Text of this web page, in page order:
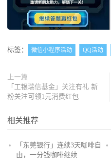
标签： 微信小程序活动 QQ活动
上一篇
「工银瑞信基金」关注有礼 新
粉关注可领1元消费红包
相关推荐
「东莞银行」连续3天咖啡自
由，一分钱咖啡继续